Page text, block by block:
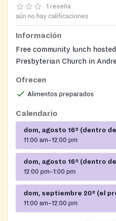
1 reseña
aún no hay calificaciones
Información
Free community lunch
Presbyterian Church in
the community, offering food
Ofrecen
Alimentos preparados
Calendario
dom, agosto 16º (dentro
11:00 am–12:00 pm
dom, agosto 16º (dentro
12:00 pm–1:00 pm
dom, septiembre 20º (el
11:00 am–12:00 pm